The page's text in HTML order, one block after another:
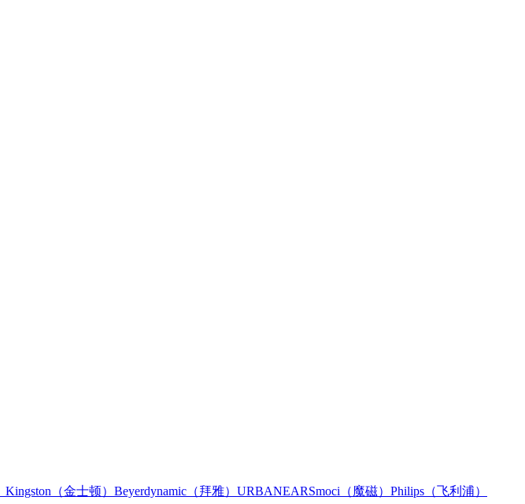
Kingston（金士顿） Beyerdynamic（拜雅） URBANEARSmoci（魔磁） Philips（飞利浦）